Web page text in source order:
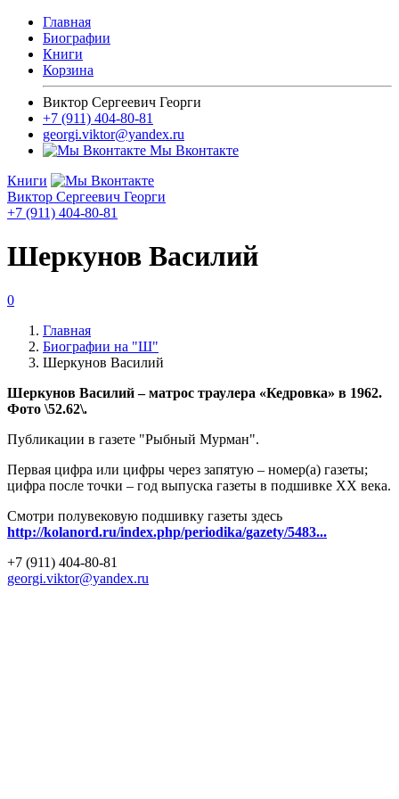
Главная
Биографии
Книги
Корзина
Виктор Сергеевич Георги
+7 (911) 404-80-81
georgi.viktor@yandex.ru
Мы Вконтакте
Книги
Виктор Сергеевич Георги
+7 (911) 404-80-81
Шеркунов Василий
0
Главная
Биографии на "Ш"
Шеркунов Василий
Шеркунов Василий – матрос траулера «Кедровка» в 1962.
Фото \52.62\.
Публикации в газете "Рыбный Мурман".
Первая цифра или цифры через запятую – номер(а) газеты;
цифра после точки – год выпуска газеты в подшивке ХХ века.
Смотри полувековую подшивку газеты здесь
http://kolanord.ru/index.php/periodika/gazety/5483...
+7 (911) 404-80-81
georgi.viktor@yandex.ru